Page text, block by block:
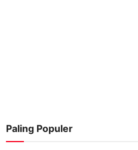
Paling Populer